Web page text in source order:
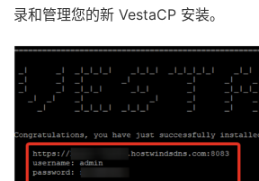
录和管理您的新 VestaCP 安装。